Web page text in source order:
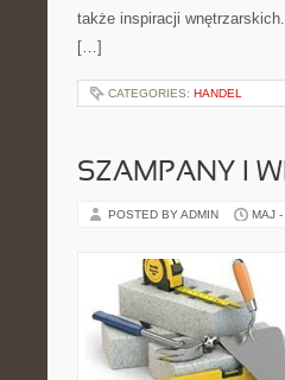
także inspiracji
[…]
CATEGORIES: HANDEL
SZAMPANY I
POSTED BY ADMIN MAJ